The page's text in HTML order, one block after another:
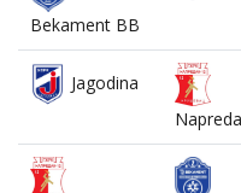
Bekament BB
Jagodina